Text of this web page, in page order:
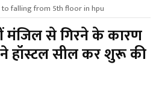
to falling from 5th floor in hpu
मंजिल से गिरने के कारण
ने हॉस्टल सील कर शुरू की